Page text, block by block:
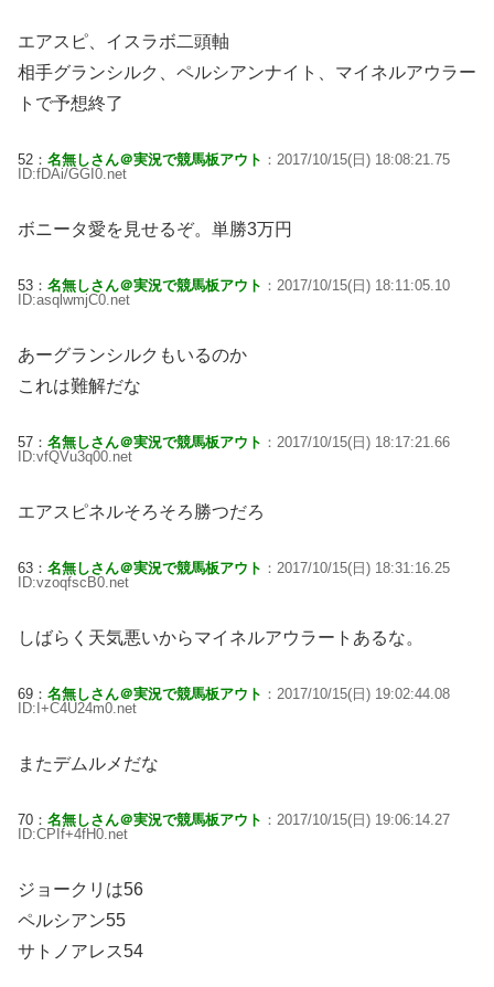
エアスピ、イスラボ二頭軸
相手グランシルク、ペルシアンナイト、マイネルアウラー
トで予想終了
52： 名無しさん＠実況で競馬板アウト ：2017/10/15(日) 18:08:21.75
ID:fDAi/GGI0.net
ボニータ愛を見せるぞ。単勝3万円
53： 名無しさん＠実況で競馬板アウト ：2017/10/15(日) 18:11:05.10
ID:asqlwmjC0.net
あーグランシルクもいるのか
これは難解だな
57： 名無しさん＠実況で競馬板アウト ：2017/10/15(日) 18:17:21.66
ID:vfQVu3q00.net
エアスピネルそろそろ勝つだろ
63： 名無しさん＠実況で競馬板アウト ：2017/10/15(日) 18:31:16.25
ID:vzoqfscB0.net
しばらく天気悪いからマイネルアウラートあるな。
69： 名無しさん＠実況で競馬板アウト ：2017/10/15(日) 19:02:44.08
ID:I+C4U24m0.net
またデムルメだな
70： 名無しさん＠実況で競馬板アウト ：2017/10/15(日) 19:06:14.27
ID:CPIf+4fH0.net
ジョークリは56
ペルシアン55
サトノアレス54